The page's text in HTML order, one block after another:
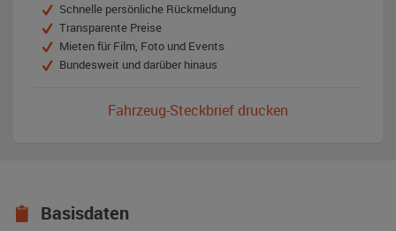
Schnelle persönliche Rückmeldung
Transparente Preise
Mieten für Film, Foto und Events
Bundesweit und darüber hinaus
Fahrzeug-Steckbrief drucken
Basisdaten